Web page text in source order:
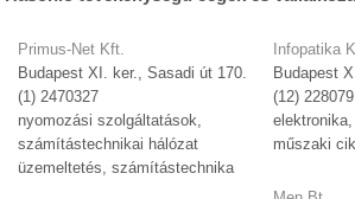
Primus-Net Kft.
Budapest XI. ker., Sasadi út 170.
(1) 2470327
nyomozási szolgáltatások,
számítástechnikai hálózat
üzemeltetés, számítástechnika
Infopatika
Budapest
(12)
műszaki